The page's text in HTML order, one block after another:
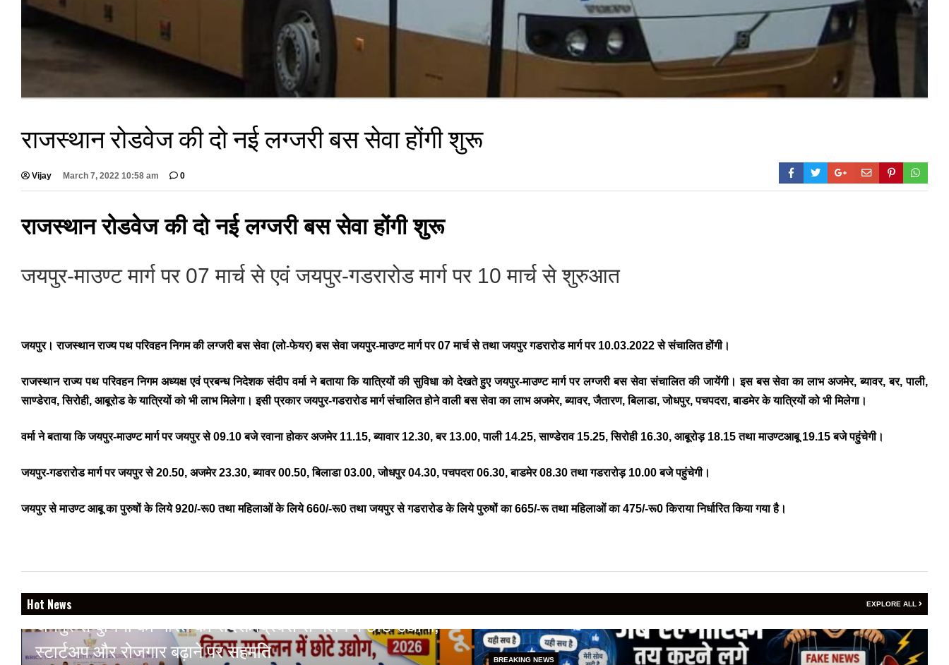
राजस्थान रोडवेज की दो नई लग्जरी बस सेवा होंगी शुरू
Vijay March 7, 2022 10:58 am 0
राजस्थान रोडवेज की दो नई लग्जरी बस सेवा होंगी शुरू
जयपुर-माउण्ट मार्ग पर 07 मार्च से एवं जयपुर-गडरारोड मार्ग पर 10 मार्च से शुरुआत
जयपुर। राजस्थान राज्य पथ परिवहन निगम की लग्जरी बस सेवा (लो-फेयर) बस सेवा जयपुर-माउण्ट मार्ग पर 07 मार्च से तथा जयपुर गडरारोड मार्ग पर 10.03.2022 से संचालित होंगी।
राजस्थान राज्य पथ परिवहन निगम अध्यक्ष एवं प्रबन्ध निदेशक संदीप वर्मा ने बताया कि यात्रियों की सुविधा को देखते हुए जयपुर-माउण्ट मार्ग पर लग्जरी बस सेवा संचालित की जायेंगी। इस बस सेवा का लाभ अजमेर, ब्यावर, बर, पाली,
साण्डेराव, सिरोही, आबूरोड के यात्रियों को भी लाभ मिलेगा। इसी प्रकार जयपुर-गडरारोड मार्ग संचालित होने वाली बस सेवा का लाभ अजमेर, ब्यावर, जैतारण, बिलाडा, जोधपुर, पचपदरा, बाडमेर के यात्रियों को भी मिलेगा।
वर्मा ने बताया कि जयपुर-माउण्ट मार्ग पर जयपुर से 09.10 बजे रवाना होकर अजमेर 11.15, ब्यावार 12.30, बर 13.00, पाली 14.25, साण्डेराव 15.25, सिरोही 16.30, आबूरोड़ 18.15 तथा माउण्टआबू 19.15 बजे पहुंचेगी।
जयपुर-गडरारोड मार्ग पर जयपुर से 20.50, अजमेर 23.30, ब्यावर 00.50, बिलाडा 03.00, जोधपुर 04.30, पचपदरा 06.30, बाडमेर 08.30 तथा गडरारोड़ 10.00 बजे पहुंचेगी।
जयपुर से माउण्ट आबू का पुरुषों के लिये 920/-रू0 तथा महिलाओं के लिये 660/-रू0 तथा जयपुर से गडरारोड के लिये पुरुषों का 665/-रू तथा महिलाओं का 475/-रू0 किराया निर्धारित किया गया है।
Hot News EXPLORE ALL
BREAKING NEWS
जयपुर से दुनिया को भारत का संदेश: ब्रिक्स सम्मेलन में छोटे उद्योगों,
स्टार्टअप और रोजगार बढ़ाने पर सहमति
BREAKING NEWS